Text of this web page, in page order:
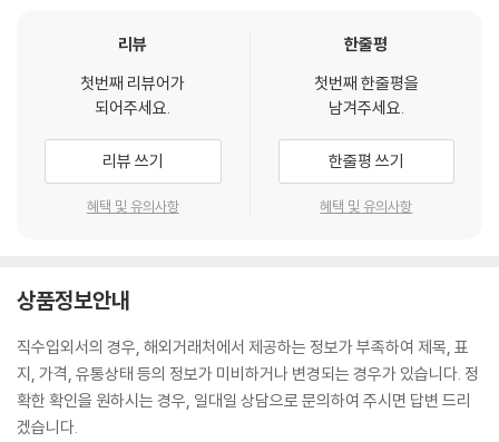
리뷰
첫번째 리뷰어가
되어주세요.
리뷰 쓰기
혜택 및 유의사항
한줄평
첫번째 한줄평을
남겨주세요.
한줄평 쓰기
혜택 및 유의사항
상품정보안내
직수입외서의 경우, 해외거래처에서 제공하는 정보가 부족하여 제목, 표
지, 가격, 유통상태 등의 정보가 미비하거나 변경되는 경우가 있습니다. 정
확한 확인을 원하시는 경우, 일대일 상담으로 문의하여 주시면 답변 드리
겠습니다.